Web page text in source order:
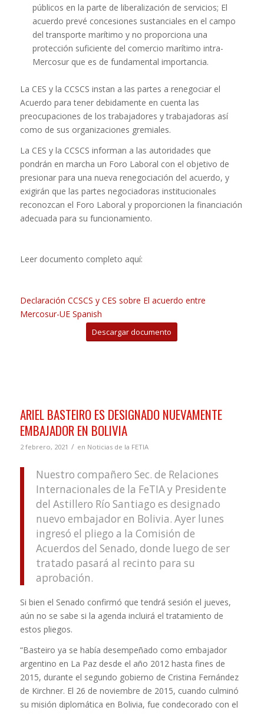
públicos en la parte de liberalización de servicios; El
acuerdo prevé concesiones sustanciales en el campo
del transporte marítimo y no proporciona una
protección suficiente del comercio marítimo intra-
Mercosur que es de fundamental importancia.
La CES y la CCSCS instan a las partes a renegociar el
Acuerdo para tener debidamente en cuenta las
preocupaciones de los trabajadores y trabajadoras así
como de sus organizaciones gremiales.
La CES y la CCSCS informan a las autoridades que
pondrán en marcha un Foro Laboral con el objetivo de
presionar para una nueva renegociación del acuerdo, y
exigirán que las partes negociadoras institucionales
reconozcan el Foro Laboral y proporcionen la financiación
adecuada para su funcionamiento.
Leer documento completo aquí:
Declaración CCSCS y CES sobre El acuerdo entre
Mercosur-UE Spanish
Descargar documento
ARIEL BASTEIRO ES DESIGNADO NUEVAMENTE
EMBAJADOR EN BOLIVIA
2 febrero, 2021 / en Noticias de la FETIA
Nuestro compañero Sec. de Relaciones
Internacionales de la FeTIA y Presidente
del Astillero Río Santiago es designado
nuevo embajador en Bolivia. Ayer lunes
ingresó el pliego a la Comisión de
Acuerdos del Senado, donde luego de ser
tratado pasará al recinto para su
aprobación.
Si bien el Senado confirmó que tendrá sesión el jueves,
aún no se sabe si la agenda incluirá el tratamiento de
estos pliegos.
“Basteiro ya se había desempeñado como embajador
argentino en La Paz desde el año 2012 hasta fines de
2015, durante el segundo gobierno de Cristina Fernández
de Kirchner. El 26 de noviembre de 2015, cuando culminó
su misión diplomática en Bolivia, fue condecorado con el